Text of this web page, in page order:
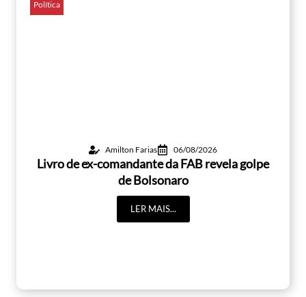
Política
Amilton Farias 06/08/2026
Livro de ex-comandante da FAB revela golpe
de Bolsonaro
LER MAIS...